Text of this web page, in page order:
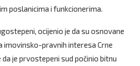
poslanicima i funkcionerima.
ocijenio je da su osnovane
imovinsko-pravnih interesa Crne
da je prvostepeni sud počinio bitnu